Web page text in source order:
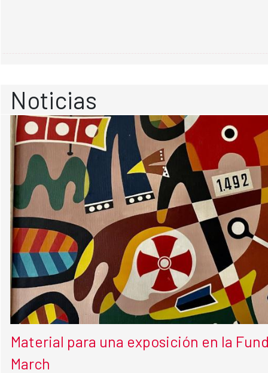
Noticias
Material para una exposición en la
March